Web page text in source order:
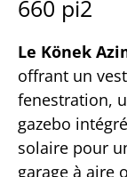
660 pi2
Le Könek
offrant un
fenestration,
gazebo
solaire pour
garage à aire